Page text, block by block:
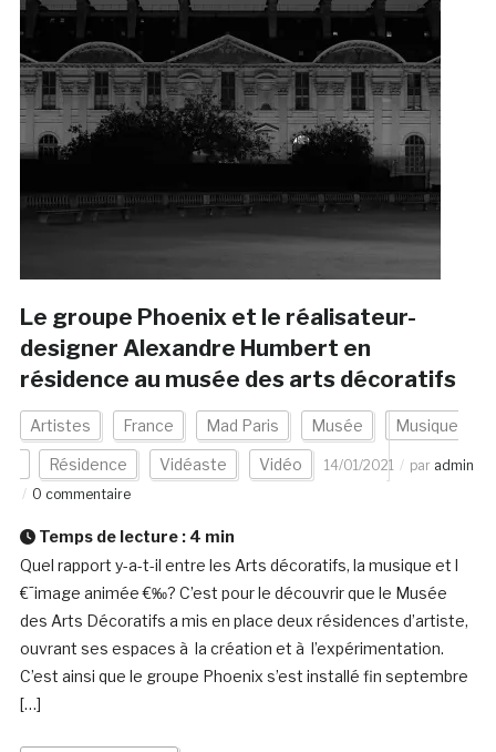
Le groupe Phoenix et le réalisateur-
designer Alexandre Humbert en
résidence au musée des arts décoratifs
Artistes France Mad Paris Musée Musique
Résidence Vidéaste Vidéo 14/01/2021 par admin
0 commentaire
Temps de lecture : 4 min
Quel rapport y-a-t-il entre les Arts décoratifs, la musique et l
€˜image animée €‰? C’est pour le découvrir que le Musée
des Arts Décoratifs a mis en place deux résidences d’artiste,
ouvrant ses espaces à la création et à l’expérimentation.
C’est ainsi que le groupe Phoenix s’est installé fin septembre
[…]